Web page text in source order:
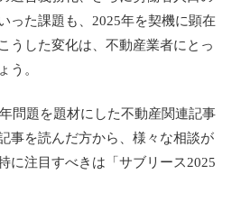
った課題も、2025年を契機に顕在
うした変化は、不動産業者にとっ
う。
問題を題材にした不動産関連記事
事を読んだ方から、様々な相談が
に注目すべきは「サブリース2025